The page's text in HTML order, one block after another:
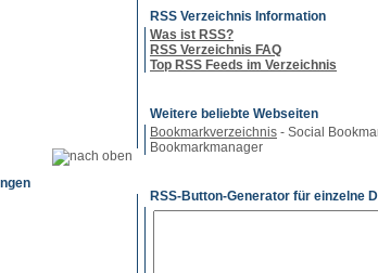
RSS Verzeichnis Information
Was ist RSS?
RSS Verzeichnis FAQ
Top RSS Feeds im Verzeichnis
Weitere beliebte Webseiten
Bookmarkverzeichnis - Social
Bookmarkmanager
RSS-Button-Generator für einzelne